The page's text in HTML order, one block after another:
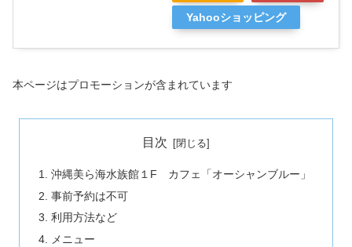
Yahooショッピング
本ページはプロモーションが含まれています
目次
沖縄美ら海水族館１F カフェ「オーシャンブルー」
事前予約は不可
利用方法など
メニュー